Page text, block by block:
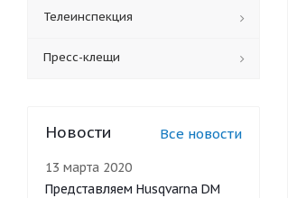
Телеинспекция
Пресс-клещи
Новости Все новости
13 марта 2020
Представляем Husqvarna DM